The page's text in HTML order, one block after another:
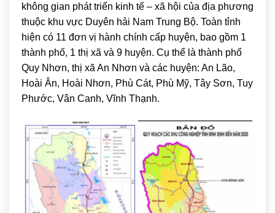
không gian phát triển kinh tế – xã hội của địa phương
thuộc khu vực Duyên hải Nam Trung Bộ. Toàn tỉnh
hiện có 11 đơn vị hành chính cấp huyện, bao gồm 1
thành phố, 1 thị xã và 9 huyện. Cụ thể là thành phố
Quy Nhơn, thị xã An Nhơn và các huyện: An Lão,
Hoài Ân, Hoài Nhơn, Phù Cát, Phù Mỹ, Tây Sơn, Tuy
Phước, Vân Canh, Vĩnh Thạnh.